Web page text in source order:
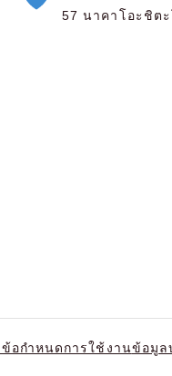
57 นาคาโอะชิต
อกำหนดการใช้งานข้อมูล